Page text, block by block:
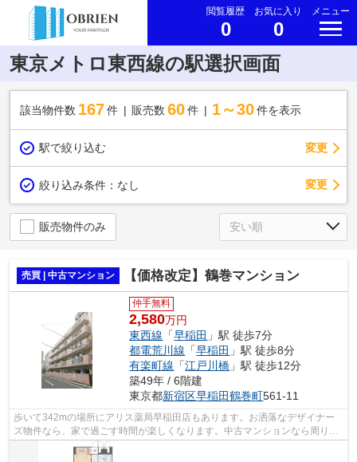
閲覧履歴
0
お気に入り
0
メニュー
東京メトロ東西線の駅選択画面
該当物件数 167件 販売数 60 件 1～30 件を表示
駅で絞り込む 変更
絞り込み条件： なし 変更
販売物件のみ
売買 | 中古マンション 【価格改定】鶴巻マンション
仲手無料
2,580万円
東西線 「早稲田 」駅 徒歩7分
都電荒川線 「早稲田 」駅 徒歩8分
有楽町線 「江戸川橋 」駅 徒歩12分
築49年 / 6階建
東京都新宿区早稲田鶴巻町561-11
歩いて342mの場所にアリス薬局早稲田店もあります。お洒落なデザイナー
ズ物件なら、家で過ごす時間が楽しくなります。中古マンションなら周りに
どのような人が住んでいるかも知ること...